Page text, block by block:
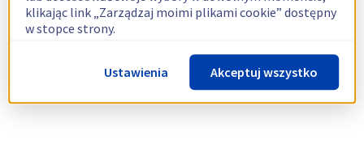
klikając link „Zarządzaj moimi plikami cookie” dostępny
w stopce strony.
Więcej informacji znajdziesz w naszejpolityce
dotyczącej wykorzystywania plików cookie.
Ustawienia Akceptuj wszystko